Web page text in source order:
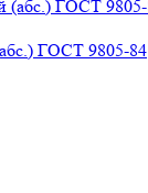
ГОСТ 9805-84